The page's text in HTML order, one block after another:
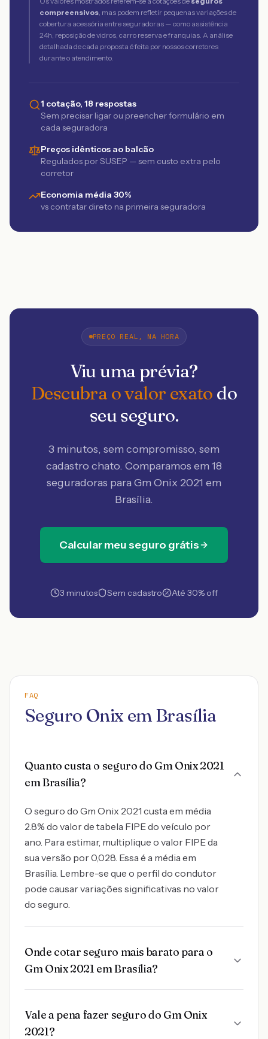
compreensivos, mas podem refletir pequenas variações de
cobertura acessória entre seguradoras — como assistência
24h, reposição de vidros, carro reserva e franquias. A análise
detalhada de cada proposta é feita por nossos corretores
durante o atendimento.
1 cotação, 18 respostas
Sem precisar ligar ou preencher formulário em
cada seguradora
Preços idênticos ao balcão
Regulados por SUSEP — sem custo extra pelo
corretor
Economia média 30%
vs contratar direto na primeira seguradora
PREÇO REAL, NA HORA
Viu uma prévia?
Descubra o valor exato do
seu seguro.
3 minutos, sem compromisso, sem
cadastro chato. Comparamos em 18
seguradoras para Gm Onix 2021 em
Brasília.
Calcular meu seguro grátis
3 minutos Sem cadastro Até 30% off
FAQ
Seguro Onix em Brasília
Quanto custa o seguro do Gm Onix 2021
em Brasília?
O seguro do Gm Onix 2021 custa em média
2.8% do valor de tabela FIPE do veículo por
ano. Para estimar, multiplique o valor FIPE da
sua versão por 0,028. Essa é a média em
Brasília. Lembre-se que o perfil do condutor
pode causar variações significativas no valor
do seguro.
Onde cotar seguro mais barato para o
Gm Onix 2021 em Brasília?
Vale a pena fazer seguro do Gm Onix
2021?